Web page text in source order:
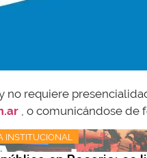
requiere
, o comunicándose
INSTITUCIONAL